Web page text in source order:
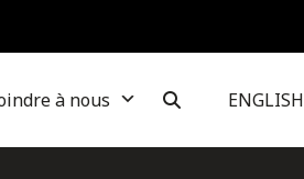
à nous ENGLISH